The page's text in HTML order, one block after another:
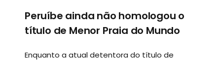
Peruíbe ainda não homologou o
título de Menor Praia do Mundo
Enquanto a atual detentora do título de